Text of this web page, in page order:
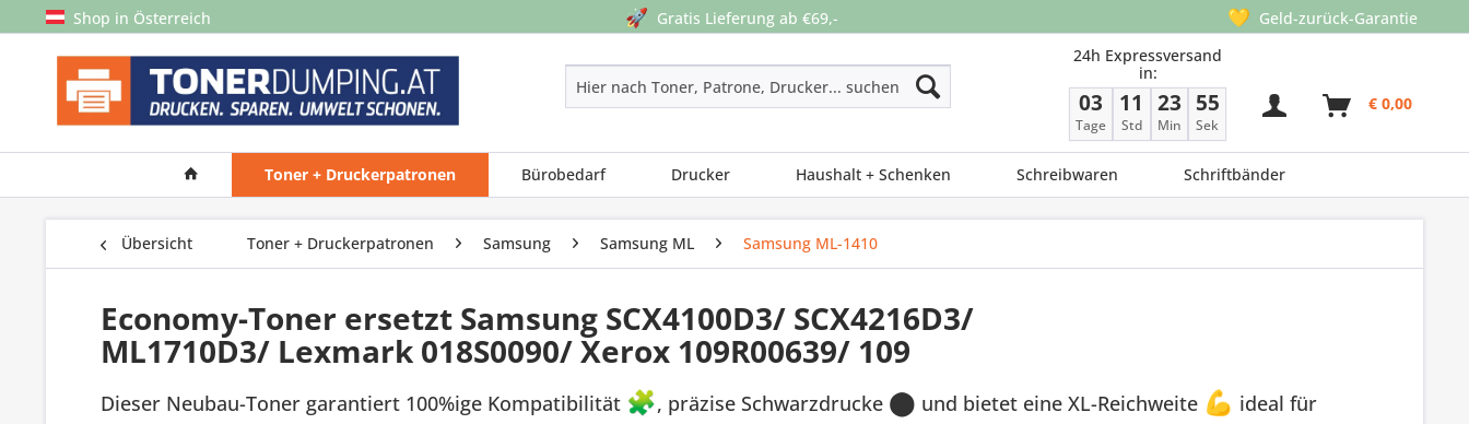
Shop in Österreich 🚀 Gratis Lieferung ab €69,- 💛 Geld-zurück-Garantie
24h Expressversand
in:
03
Tage
11
Std
23
Min
55
Sek
€ 0,00
Toner + Druckerpatronen Bürobedarf Drucker Haushalt + Schenken Schreibwaren Schriftbänder
Übersicht Toner + Druckerpatronen Samsung Samsung ML Samsung ML-1410
Economy-Toner ersetzt Samsung SCX4100D3/ SCX4216D3/
ML1710D3/ Lexmark 018S0090/ Xerox 109R00639/ 109
Dieser Neubau-Toner garantiert 100%ige Kompatibilität 🧩, präzise Schwarzdrucke ⬤ und bietet eine XL-Reichweite 💪 ideal für